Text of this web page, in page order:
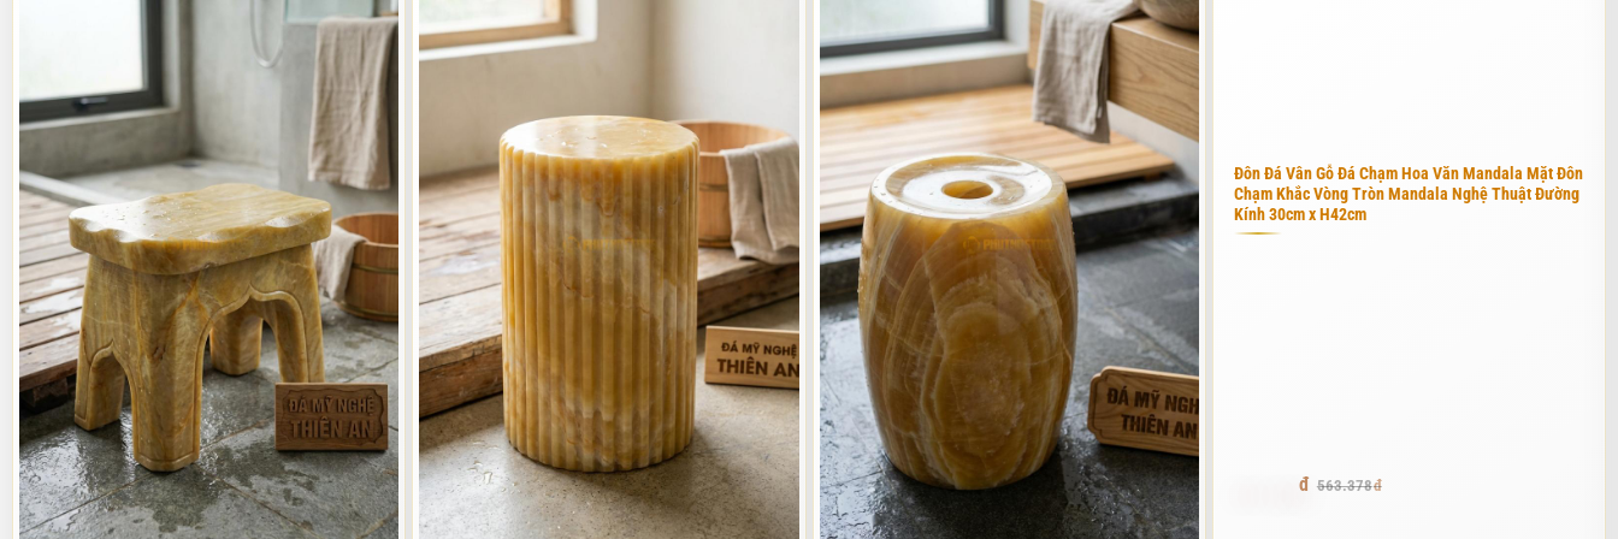
Tôi luôn khuyến khích khách hàng rằng đừng chỉ coi đôn đá là một chiếc ghế ngồi. Nó có thể biến hóa thành một chiếc bàn nhỏ để đặt nến thơm, một cuốn sách hay một ly rượu vang khi bạn đang ngâm
mình trong bồn tắm. Sự linh hoạt trong thiết kế giúp sản phẩm này dễ dàng thích nghi với mọi diện tích phòng tắm, từ những căn phòng nhỏ hẹp cho đến những phòng tắm master rộng lớn. Chính sự đa
dạng này đã khiến dòng sản phẩm đá mỹ nghệ của chúng tôi luôn nhận được sự quan tâm đặc biệt từ các kiến trúc sư và đơn vị thiết kế nội thất.
Phân loại các dòng đôn đá và ghế ngồi nhà tắm phổ biến tại Phú Thọ Stone
Trong suốt quá trình vận hành Phú Thọ Stone, tôi đã trực tiếp tuyển chọn rất nhiều loại đá từ các vùng mỏ nổi tiếng trong và ngoài nước để phục vụ khách hàng. Mỗi loại đá lại mang một câu chuyện và một
vẻ đẹp riêng. Việc hiểu rõ đặc tính của từng dòng đá sẽ giúp bạn chọn được chiếc ghế ngồi không chỉ đẹp mà còn trường tồn với thời gian. Tôi thường chia sản phẩm thành các nhóm chính dựa trên chất
liệu và phương thức chế tác để khách hàng dễ dàng hình dung và lựa chọn theo nhu cầu thực tế của mình.
Khi tư vấn, tôi không chỉ tập trung vào giá cả mà quan trọng hơn là tính ứng dụng. Chẳng hạn, một chiếc ghế đá Marble sẽ mang lại vẻ sang trọng tuyệt đối nhưng đòi hỏi sự chăm sóc kỹ lưỡng hơn so với
đá Granite hay đá Cuội. Tôi luôn nhắc nhở nhân viên phải giải thích rõ điều này để khách hàng có sự chuẩn bị tốt nhất. Dưới đây là những dòng sản phẩm chủ lực mà tôi rất tự hào khi giới thiệu đến mọi
người.
Ghế ngồi nhà tắm bằng đá Marble (đá cẩm thạch)
Đá Marble luôn là biểu tượng của sự sang trọng và quyền quý. Những chiếc đôn đá Marble thường có tông màu sáng như trắng vân mây, vàng kem hoặc xám nhẹ, giúp không gian phòng tắm trở nên bừng
Đôn Đá Vân Gỗ Đá Chạm Hoa Văn Mandala Mặt Đôn
Chạm Khắc Vòng Tròn Mandala Nghệ Thuật Đường
Kính 30cm x H42cm
563.378